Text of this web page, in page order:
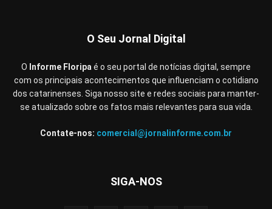
O Seu Jornal Digital
O Informe Floripa é o seu portal de notícias digital, sempre
com os principais acontecimentos que influenciam o cotidiano
dos catarinenses. Siga nosso site e redes sociais para manter-
se atualizado sobre os fatos mais relevantes para sua vida.
Contate-nos: comercial@jornalinforme.com.br
SIGA-NOS